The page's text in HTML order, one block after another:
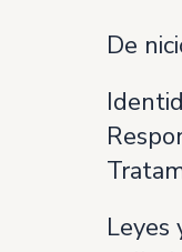
De
Leyes